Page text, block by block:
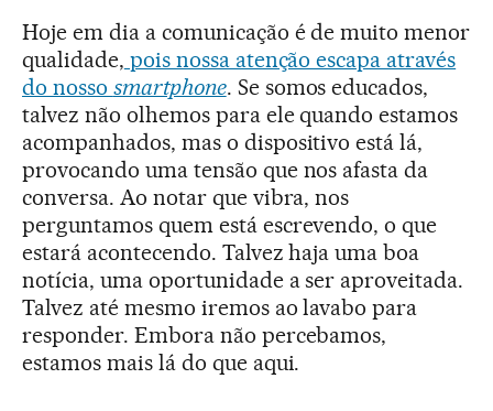
Hoje em dia a comunicação é de muito menor
qualidade, pois nossa atenção escapa através
do nosso smartphone. Se somos educados,
talvez não olhemos para ele quando estamos
acompanhados, mas o dispositivo está lá,
provocando uma tensão que nos afasta da
conversa. Ao notar que vibra, nos
perguntamos quem está escrevendo, o que
estará acontecendo. Talvez haja uma boa
notícia, uma oportunidade a ser aproveitada.
Talvez até mesmo iremos ao lavabo para
responder. Embora não percebamos,
estamos mais lá do que aqui.